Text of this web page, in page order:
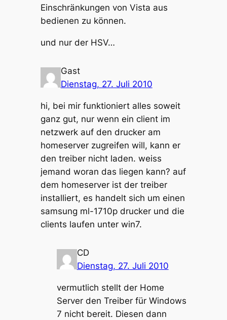
Einschränkungen von Vista aus
bedienen zu können.
und nur der HSV…
Gast
Dienstag, 27. Juli 2010
hi, bei mir funktioniert alles soweit
ganz gut, nur wenn ein client im
netzwerk auf den drucker am
homeserver zugreifen will, kann er
den treiber nicht laden. weiss
jemand woran das liegen kann? auf
dem homeserver ist der treiber
installiert, es handelt sich um einen
samsung ml-1710p drucker und die
clients laufen unter win7.
CD
Dienstag, 27. Juli 2010
vermutlich stellt der Home
Server den Treiber für Windows
7 nicht bereit. Diesen dann